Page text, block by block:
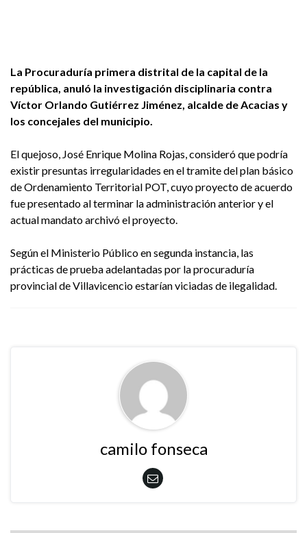
La Procuraduría primera distrital de la capital de la
república, anuló la investigación disciplinaria contra
Víctor Orlando Gutiérrez Jiménez, alcalde de Acacias y
los concejales del municipio.
El quejoso, José Enrique Molina Rojas, consideró que podría
existir presuntas irregularidades en el tramite del plan básico
de Ordenamiento Territorial POT, cuyo proyecto de acuerdo
fue presentado al terminar la administración anterior y el
actual mandato archivó el proyecto.
Según el Ministerio Público en segunda instancia, las
prácticas de prueba adelantadas por la procuraduría
provincial de Villavicencio estarían viciadas de ilegalidad.
camilo fonseca